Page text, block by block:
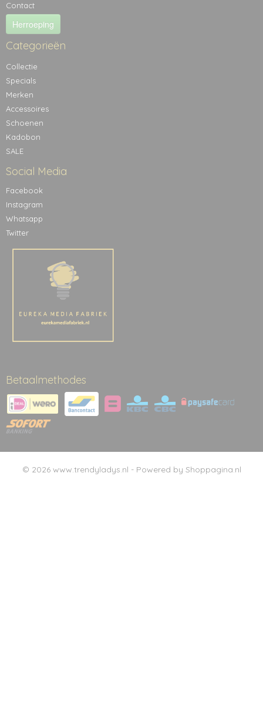
Contact
Herroeping
Categorieën
Collectie
Specials
Merken
Accessoires
Schoenen
Kadobon
SALE
Social Media
Facebook
Instagram
Whatsapp
Twitter
Betaalmethodes
© 2026 www.trendyladys.nl - Powered by Shoppagina.nl